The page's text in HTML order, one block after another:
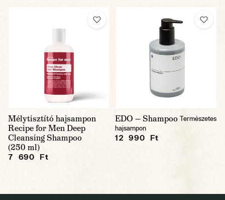
Mélytisztító hajsampon
Recipe for Men Deep
Cleansing Shampoo
(250 ml)
7 690 Ft
EDO — Shampoo Természetes
hajsampon
12 990 Ft